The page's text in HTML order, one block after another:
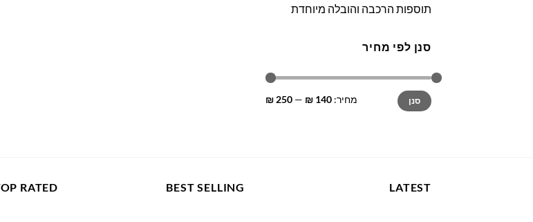
תוספות הרכבה והובלה מיוחדת
סנן לפי מחיר
מחיר
מינימלי
מחיר
מקסימלי
סנן מחיר: 140 ₪
—
250 ₪
LATEST
BEST SELLING
RATED